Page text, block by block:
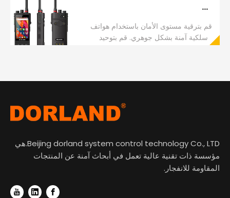
هاتف ذكي آمن جوهريًا مزود بنظام اتصال داخلي لاسلكي: متى يكون هذا هو الخيار الأفضل؟
قم بترقية مستوى الأمان باستخدام هواتف
لاسلكية آمنة بشكل جوهري. قم بتوحيد
الأجهزة وضمان الامتثال وتعزيز عائد الاستثمار
Beijing dorland system control technology Co., LTD.هي
مؤسسة ذات تقنية عالية تعمل في أبحاث آمنة عن المنتجات
المقاومة للانفجار.